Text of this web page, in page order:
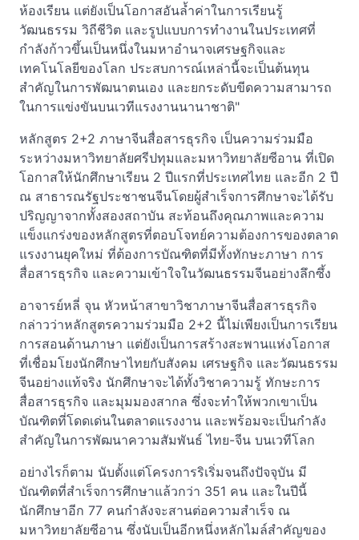
ห้องเรียน แต่ยังเป็นโอกาสอันล้ำค่าในการเรียนรู้
วัฒนธรรม วิถีชีวิต และรูปแบบการทำงานในประเทศที่
กำลังก้าวขึ้นเป็นหนึ่งในมหาอำนาจเศรษฐกิจและ
เทคโนโลยีของโลก ประสบการณ์เหล่านี้จะเป็นต้นทุน
สำคัญในการพัฒนาตนเอง และยกระดับขีดความสามารถ
ในการแข่งขันบนเวทีแรงงานนานาชาติ"
หลักสูตร 2+2 ภาษาจีนสื่อสารธุรกิจ เป็นความร่วมมือ
ระหว่างมหาวิทยาลัยศรีปทุมและมหาวิทยาลัยซีอาน ที่เปิด
โอกาสให้นักศึกษาเรียน 2 ปีแรกที่ประเทศไทย และอีก 2 ปี
ณ สาธารณรัฐประชาชนจีนโดยผู้สำเร็จการศึกษาจะได้รับ
ปริญญาจากทั้งสองสถาบัน สะท้อนถึงคุณภาพและความ
แข็งแกร่งของหลักสูตรที่ตอบโจทย์ความต้องการของตลาด
แรงงานยุคใหม่ ที่ต้องการบัณฑิตที่มีทั้งทักษะภาษา การ
สื่อสารธุรกิจ และความเข้าใจในวัฒนธรรมจีนอย่างลึกซึ้ง
อาจารย์หลี่ จุน หัวหน้าสาขาวิชาภาษาจีนสื่อสารธุรกิจ
กล่าวว่าหลักสูตรความร่วมมือ 2+2 นี้ไม่เพียงเป็นการเรียน
การสอนด้านภาษา แต่ยังเป็นการสร้างสะพานแห่งโอกาส
ที่เชื่อมโยงนักศึกษาไทยกับสังคม เศรษฐกิจ และวัฒนธรรม
จีนอย่างแท้จริง นักศึกษาจะได้ทั้งวิชาความรู้ ทักษะการ
สื่อสารธุรกิจ และมุมมองสากล ซึ่งจะทำให้พวกเขาเป็น
บัณฑิตที่โดดเด่นในตลาดแรงงาน และพร้อมจะเป็นกำลัง
สำคัญในการพัฒนาความสัมพันธ์ ไทย-จีน บนเวทีโลก
อย่างไรก็ตาม นับตั้งแต่โครงการริเริ่มจนถึงปัจจุบัน มี
บัณฑิตที่สำเร็จการศึกษาแล้วกว่า 351 คน และในปีนี้
นักศึกษาอีก 77 คนกำลังจะสานต่อความสำเร็จ ณ
มหาวิทยาลัยซีอาน ซึ่งนับเป็นอีกหนึ่งหลักไมล์สำคัญของ